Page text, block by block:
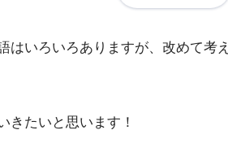
はいろいろありますが、改めて考え
きたいと思います！